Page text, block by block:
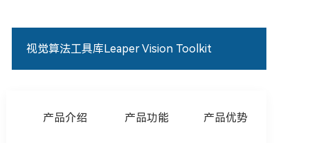
视觉算法工具库Leaper Vision Toolkit
产品介绍 产品功能 产品优势